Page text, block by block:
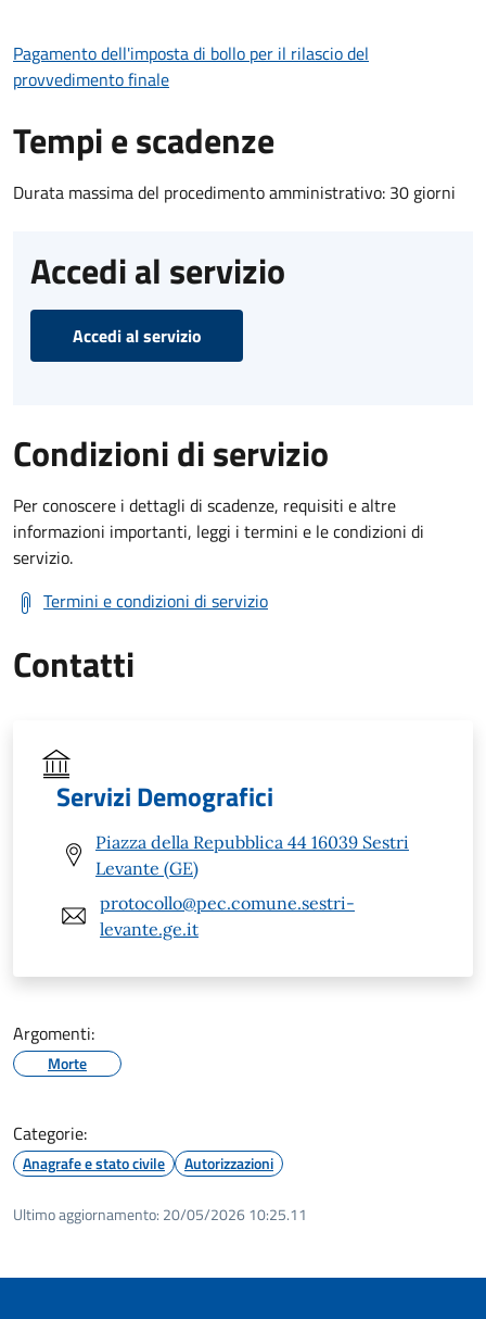
Pagamento dell'imposta di bollo per il rilascio del
provvedimento finale
Tempi e scadenze
Durata massima del procedimento amministrativo: 30 giorni
Accedi al servizio
Accedi al servizio
Condizioni di servizio
Per conoscere i dettagli di scadenze, requisiti e altre
informazioni importanti, leggi i termini e le condizioni di
servizio.
Termini e condizioni di servizio
Contatti
Servizi Demografici
Piazza della Repubblica 44 16039 Sestri
Levante (GE)
protocollo@pec.comune.sestri-
levante.ge.it
Argomenti:
Morte
Categorie:
Anagrafe e stato civile Autorizzazioni
Ultimo aggiornamento: 20/05/2026 10:25.11